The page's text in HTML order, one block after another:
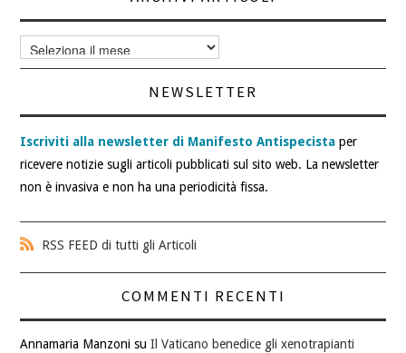
Archivi
articoli
NEWSLETTER
Iscriviti alla newsletter di Manifesto Antispecista per
ricevere notizie sugli articoli pubblicati sul sito web. La newsletter
non è invasiva e non ha una periodicità fissa.
RSS FEED di tutti gli Articoli
COMMENTI RECENTI
Annamaria Manzoni suIl Vaticano benedice gli xenotrapianti